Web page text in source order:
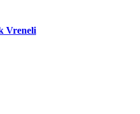
Vreneli